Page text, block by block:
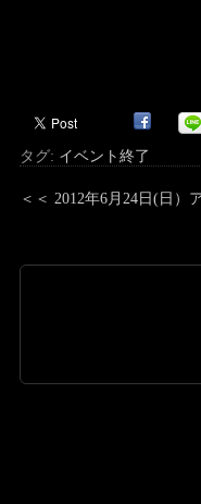
タグ: イベント終了
＜＜ 2012年6月24日(日）